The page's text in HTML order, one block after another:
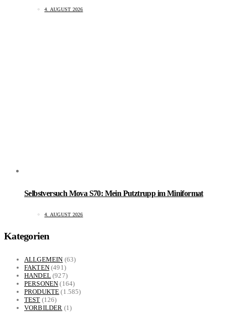
4. AUGUST 2026
Selbstversuch Mova S70: Mein Putztrupp im Miniformat
4. AUGUST 2026
Kategorien
ALLGEMEIN (63)
FAKTEN(491)
HANDEL(927)
PERSONEN (164)
PRODUKTE (1.585)
TEST (126)
VORBILDER (1)